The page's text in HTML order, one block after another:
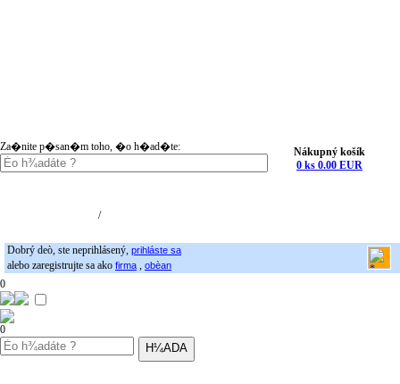
Za�nite p�san�m toho, �o h�ad�te:
Nákupný košík
0 ks 0.00 EUR
/
Dobrý deò, ste neprihlásený, prihláste sa
alebo zaregistrujte sa ako firma , obèan
0
0